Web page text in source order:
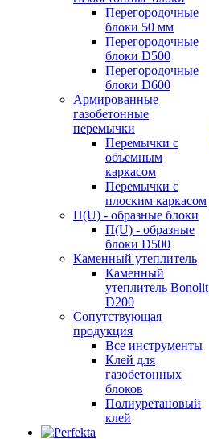
Перегородочные
блоки 50 мм
Перегородочные
блоки D500
Перегородочные
блоки D600
Армированные
газобетонные
перемычки
Перемычки с
объемным
каркасом
Перемычки с
плоским каркасом
П(U) - образные блоки
П(U) - образные
блоки D500
Каменный утеплитель
Каменный
утеплитель Bonolit
D200
Сопутствующая
продукция
Все инструменты
Клей для
газобетонных
блоков
Полиуретановый
клей